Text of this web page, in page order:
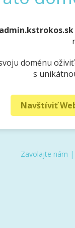
admin.kstrokos.sk
doménu
s
Navštíviť
Zavolajte nám |